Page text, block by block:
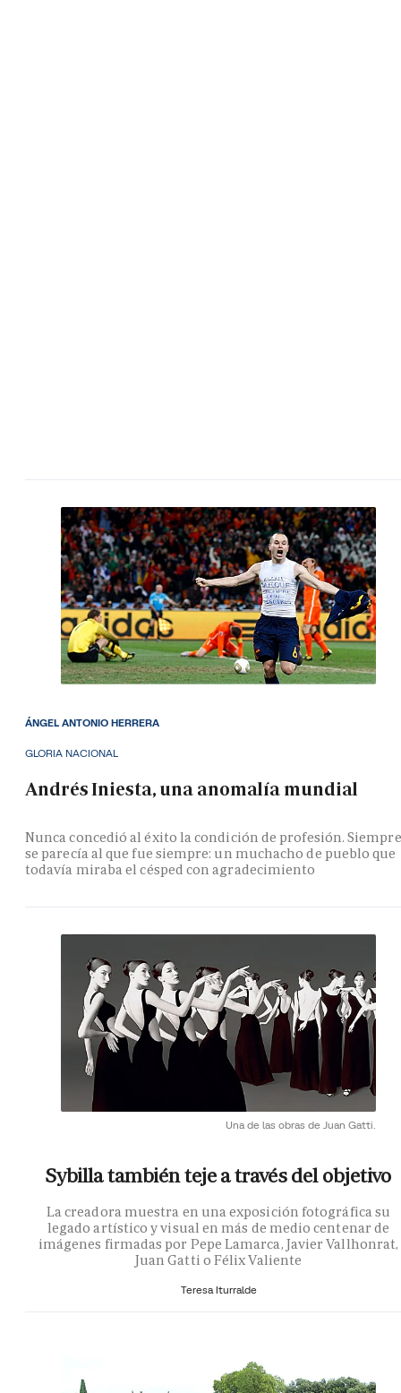
GLORIA NACIONAL
Andrés Iniesta, una anomalía mundial
Nunca concedió al éxito la condición de profesión. Siempre
se parecía al que fue siempre: un muchacho de pueblo que
todavía miraba el césped con agradecimiento
ÁNGEL ANTONIO HERRERA
Una de las obras de Juan Gatti.
Sybilla también teje a través del objetivo
La creadora muestra en una exposición fotográfica su
legado artístico y visual en más de medio centenar de
imágenes firmadas por Pepe Lamarca, Javier Vallhonrat,
Juan Gatti o Félix Valiente
Teresa Iturralde